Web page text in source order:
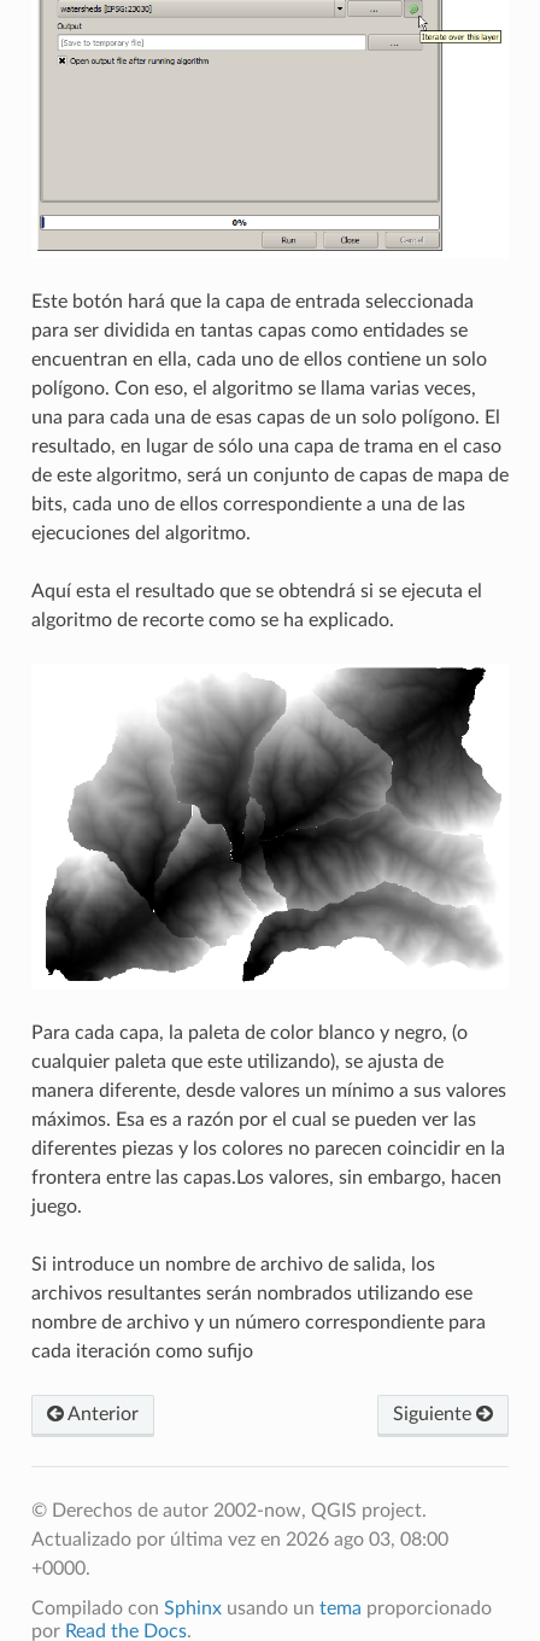
Este botón hará que la capa de entrada seleccionada
para ser dividida en tantas capas como entidades se
encuentran en ella, cada uno de ellos contiene un solo
polígono. Con eso, el algoritmo se llama varias veces,
una para cada una de esas capas de un solo polígono. El
resultado, en lugar de sólo una capa de trama en el caso
de este algoritmo, será un conjunto de capas de mapa de
bits, cada uno de ellos correspondiente a una de las
ejecuciones del algoritmo.
Aquí esta el resultado que se obtendrá si se ejecuta el
algoritmo de recorte como se ha explicado.
Para cada capa, la paleta de color blanco y negro, (o
cualquier paleta que este utilizando), se ajusta de
manera diferente, desde valores un mínimo a sus valores
máximos. Esa es a razón por el cual se pueden ver las
diferentes piezas y los colores no parecen coincidir en la
frontera entre las capas.Los valores, sin embargo, hacen
juego.
Si introduce un nombre de archivo de salida, los
archivos resultantes serán nombrados utilizando ese
nombre de archivo y un número correspondiente para
cada iteración como sufijo
Anterior Siguiente
© Derechos de autor 2002-now, QGIS project.
Actualizado por última vez en 2026 ago 03, 08:00
+0000.
Compilado con Sphinxusando un tema proporcionado
por Read the Docs.